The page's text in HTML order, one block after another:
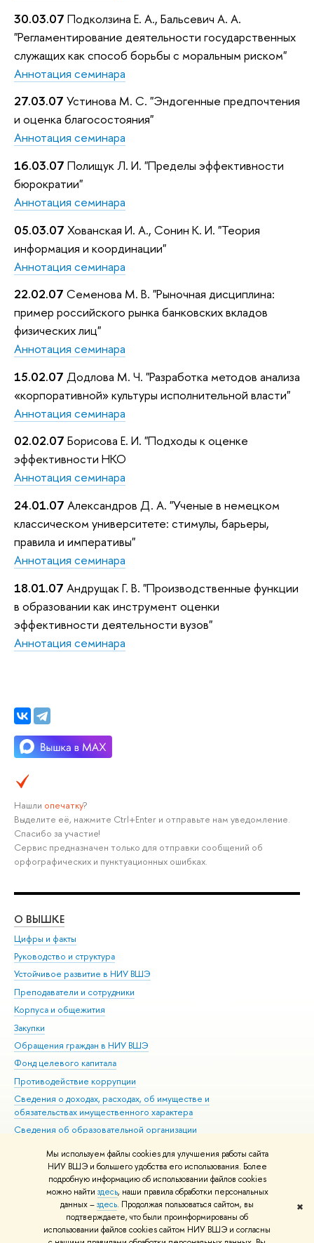
Мы используем файлы cookies для улучшения работы сайта
НИУ ВШЭ и большего удобства его использования. Более
подробную информацию об использовании файлов cookies
можно найти здесь, наши правила обработки персональных
данных –здесь. Продолжая пользоваться сайтом, вы
подтверждаете, что были проинформированы об
использовании файлов cookies сайтом НИУ ВШЭ и согласны
✖
30.03.07 Подколзина Е. А., Бальсевич А. А.
"Регламентирование деятельности государственных
служащих как способ борьбы с моральным риском"
Аннотация семинара
27.03.07 Устинова М. С. "Эндогенные предпочтения
и оценка благосостояния"
Аннотация семинара
16.03.07 Полищук Л. И. "Пределы эффективности
бюрократии"
Аннотация семинара
05.03.07 Хованская И. А., Сонин К. И. "Теория
информация и координации"
Аннотация семинара
22.02.07 Семенова М. В. "Рыночная дисциплина:
пример российского рынка банковских вкладов
физических лиц"
Аннотация семинара
15.02.07 Додлова М. Ч. "Разработка методов анализа
«корпоративной» культуры исполнительной власти"
Аннотация семинара
02.02.07 Борисова Е. И. "Подходы к оценке
эффективности НКО
Аннотация семинара
24.01.07 Александров Д. А. "Ученые в немецком
классическом университете: стимулы, барьеры,
правила и императивы"
Аннотация семинара
18.01.07 Андрущак Г. В. "Производственные функции
в образовании как инструмент оценки
эффективности деятельности вузов"
Аннотация семинара
Нашли опечатку?
Выделите её, нажмите Ctrl+Enter и отправьте нам уведомление.
Спасибо за участие!
Сервис предназначен только для отправки сообщений об
орфографических и пунктуационных ошибках.
О ВЫШКЕ
Цифры и факты
Руководство и структура
Устойчивое развитие в НИУ ВШЭ
Преподаватели и сотрудники
Корпуса и общежития
Закупки
Обращения граждан в НИУ ВШЭ
Фонд целевого капитала
Противодействие коррупции
Сведения о доходах, расходах, об имуществе и
обязательствах имущественного характера
Сведения об образовательной организации
Людям с ограниченными возможностями здоровья
Единая платежная страница
Работа в Вышке
© НИУ ВШЭ 1993–2026 Адреса и контакты Условия использования